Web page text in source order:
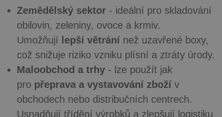
Zemědělský sektor - ideální pro skladování
obilovin, zeleniny, ovoce a krmiv.
Umožňují lepší větrání než uzavřené boxy,
což snižuje riziko vzniku plísní a ztráty úrody.
Maloobchod a trhy - lze použít jak
pro přeprava a vystavování zboží v
obchodech nebo distribučních centrech.
Usnadňují třídění výrobků a zlepšují logistiku